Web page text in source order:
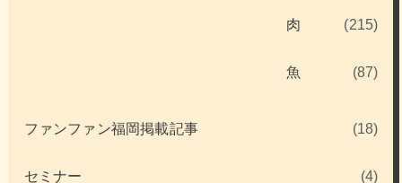
肉 (215)
魚 (87)
ファンファン福岡掲載記事 (18)
セミナー (4)